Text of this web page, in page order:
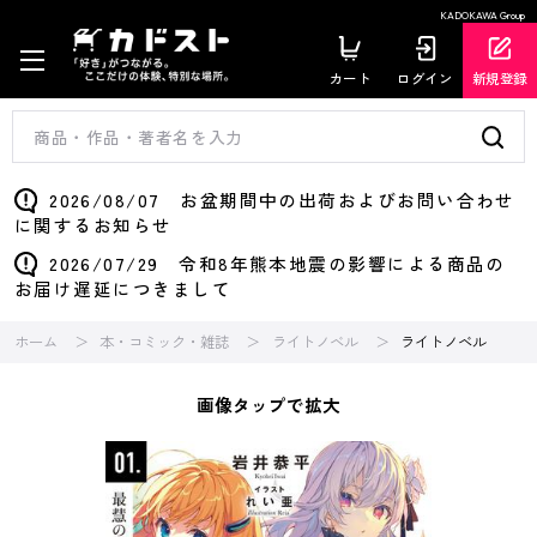
KADOKAWA Group
カート ログイン 新規登録
2026/08/07 お盆期間中の出荷およびお問い合わせ
に関するお知らせ
2026/07/29 令和8年熊本地震の影響による商品の
お届け遅延につきまして
ホーム 本・コミック・雑誌 ライトノベル ライトノベル
画像タップで拡大